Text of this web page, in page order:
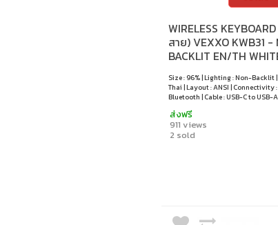
WIRELESS
สาย) VEXXO KWB31 -
BACKLIT EN/TH
Size : 96% | Lighting : Non-Backlit
Thai | Layout : ANSI | Connectivity
Bluetooth | Cable : USB-C to USB-
ส่งฟรี
911 views
2 sold